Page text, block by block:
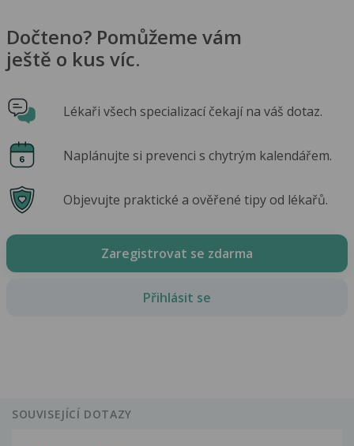
Dočteno? Pomůžeme vám
ještě o kus víc.
Lékaři všech specializací čekají na váš dotaz.
Naplánujte si prevenci s chytrým kalendářem.
Objevujte praktické a ověřené tipy od lékařů.
Zaregistrovat se zdarma
Přihlásit se
SOUVISEJÍCÍ DOTAZY